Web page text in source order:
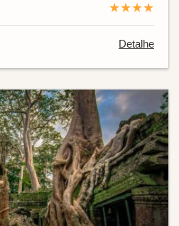
★★★★
Detalhe